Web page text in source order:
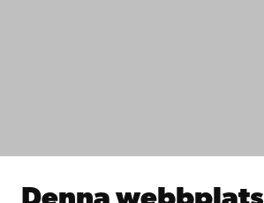
Samarbeta med oss
Kontinuerligt lärande